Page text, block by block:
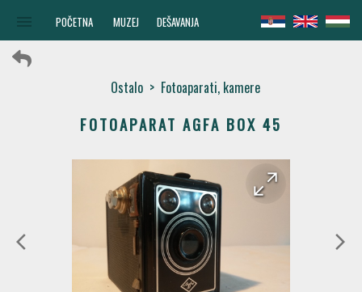
POČETNA MUZEJ DEŠAVANJA
Ostalo> Fotoaparati, kamere
FOTOAPARAT AGFA BOX 45
arrow_back_ios
arrow_back
arrow_forward
arrow_forward_ios